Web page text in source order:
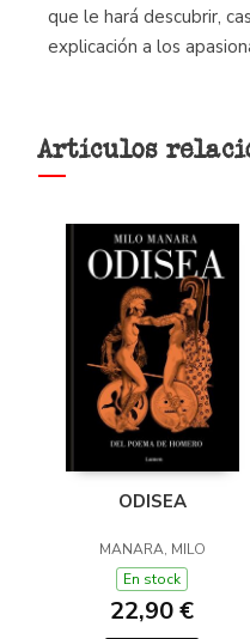
que le hará descubrir,
explicación a los
Artículos
ODISEA
MANARA, MILO
En stock
22,90 €